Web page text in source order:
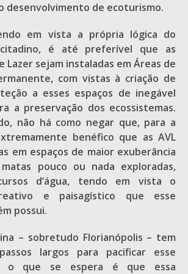
desenvolvimento de ecoturismo.
em vista a própria lógica do
é até preferível que as
Lazer sejam instaladas em Áreas de
com vistas à criação de
a esses espaços de inegável
a preservação dos ecossistemas.
não há como negar que, para a
benéfico que as AVL
em espaços de maior exuberância
pouco ou nada exploradas,
d’água, tendo em vista o
e paisagístico que esse
possui.
– sobretudo Florianópolis – tem
largos para pacificar esse
o que se espera é que essa